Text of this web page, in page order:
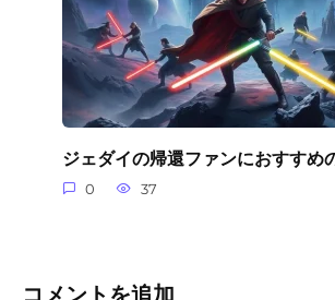
ジェダイの帰還ファンにおすすめ
0 37
コメントを追加